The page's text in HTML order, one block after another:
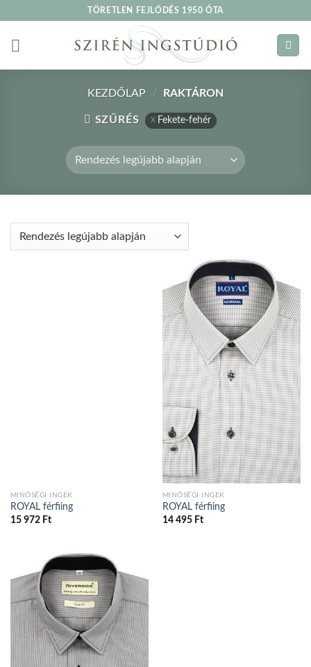
content
TÖRETLEN FEJLŐDÉS 1950 ÓTA
KEZDŐLAP / RAKTÁRON
SZŰRÉS Fekete-fehér
MINŐSÉGI INGEK
ROYAL férfiing
15 972 Ft
MINŐSÉGI INGEK
ROYAL férfiing
14 495 Ft